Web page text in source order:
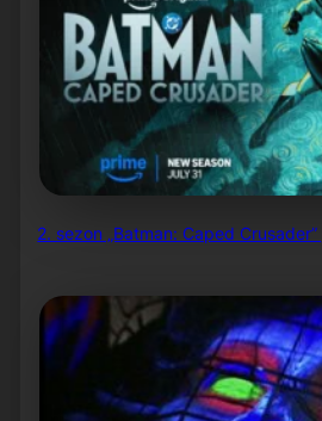
2. sezon „Batman: Caped